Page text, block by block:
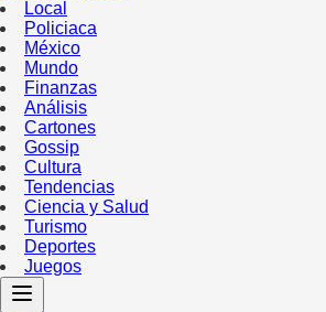
Local
Policiaca
México
Mundo
Finanzas
Análisis
Cartones
Gossip
Cultura
Tendencias
Ciencia y Salud
Turismo
Deportes
Juegos